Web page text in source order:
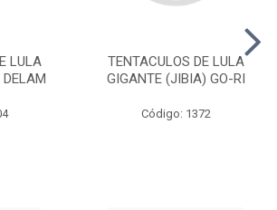
LULA
TENTACULOS DE LULA
GIGANTE (JIBIA) GO-RI
Código: 1372